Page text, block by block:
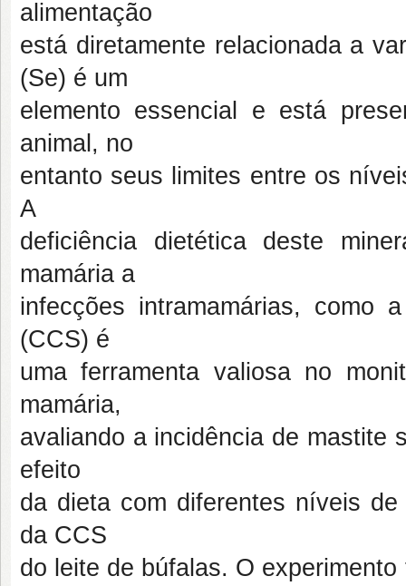
alimentação
está diretamente relacionada a
(Se) é um
elemento essencial e está
animal, no
entanto seus limites entre os
A
deficiência dietética deste
mamária a
infecções intramamárias, como
(CCS) é
uma ferramenta valiosa no
mamária,
avaliando a incidência de mastite
efeito
da dieta com diferentes níveis
da CCS
do leite de búfalas. O